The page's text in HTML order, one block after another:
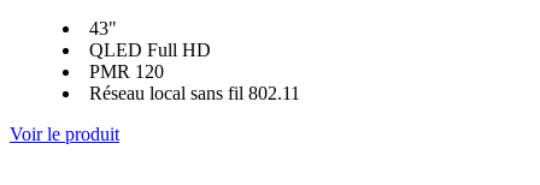
43"
QLED Full HD
PMR 120
Réseau local sans fil 802.11
Voir le produit